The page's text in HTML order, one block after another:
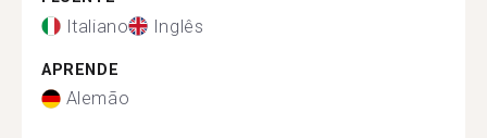
Italiano Inglês
APRENDE
Alemão